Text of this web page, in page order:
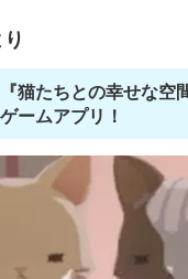
猫たちとの幸せな空
ームアプリ！